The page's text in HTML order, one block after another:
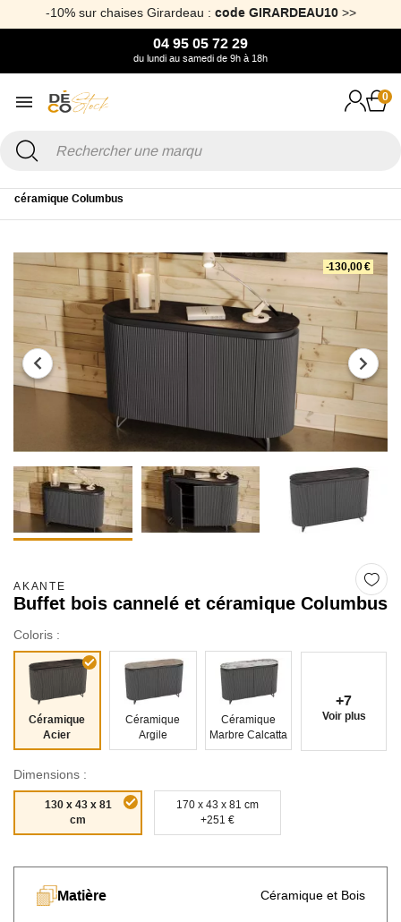
-10% sur chaises Girardeau : code GIRARDEAU10>>
04 95 05 72 29
du lundi au samedi de 9h à 18h
0
céramique Columbus
-130,00 €
AKANTE
Buffet bois cannelé et céramique Columbus
Coloris :
Céramique
Acier
Céramique
Argile
Céramique
Marbre Calcatta
Céramique
Marbre
Céramique
+7
Voir plus
Dimensions :
130 x 43 x 81
cm
170 x 43 x 81 cm
+251 €
Matière Céramique et Bois